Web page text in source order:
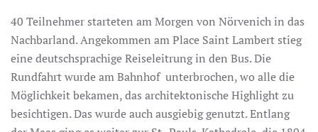
40 Teilnehmer starteten am Morgen von Nörvenich in das
Nachbarland. Angekommen am Place Saint Lambert stieg
eine deutschsprachige Reiseleitrung in den Bus. Die
Rundfahrt wurde am Bahnhof unterbrochen, wo alle die
Möglichkeit bekamen, das architektonische Highlight zu
besichtigen. Das wurde auch ausgiebig genutzt. Entlang